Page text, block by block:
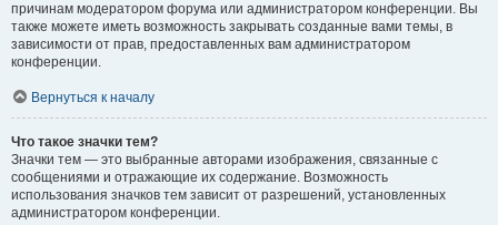
причинам модератором форума или администратором конференции. Вы
также можете иметь возможность закрывать созданные вами темы, в
зависимости от прав, предоставленных вам администратором
конференции.
Вернуться к началу
Что такое значки тем?
Значки тем — это выбранные авторами изображения, связанные с
сообщениями и отражающие их содержание. Возможность
использования значков тем зависит от разрешений, установленных
администратором конференции.